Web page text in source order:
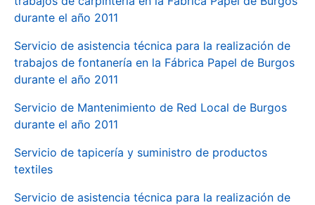
durante el año 2011
Servicio de asistencia técnica para la realización de
trabajos de fontanería en la Fábrica Papel de Burgos
durante el año 2011
Servicio de Mantenimiento de Red Local de Burgos
durante el año 2011
Servicio de tapicería y suministro de productos
textiles
Servicio de asistencia técnica para la realización de